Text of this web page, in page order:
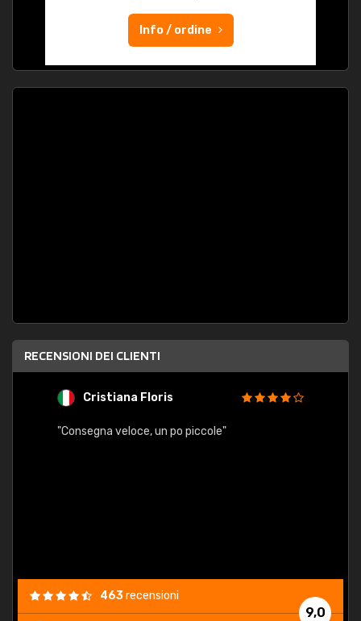
Info / ordine
RECENSIONI DEI CLIENTI
Cristiana Floris
"Consegna veloce, un po piccole"
9,0
463recensioni